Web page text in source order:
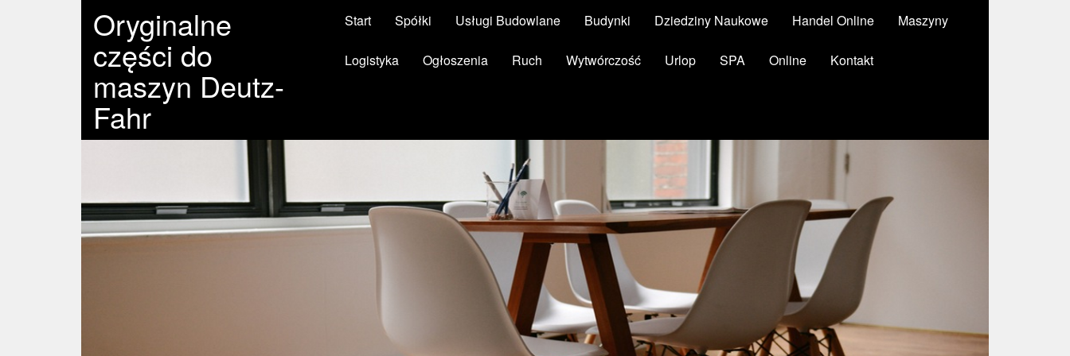
Oryginalne
części do
maszyn Deutz-
Fahr
Start Spółki Usługi Budowlane Budynki Dziedziny Naukowe Handel Online Maszyny
Logistyka Ogłoszenia Ruch Wytwórczość Urlop SPA Online Kontakt